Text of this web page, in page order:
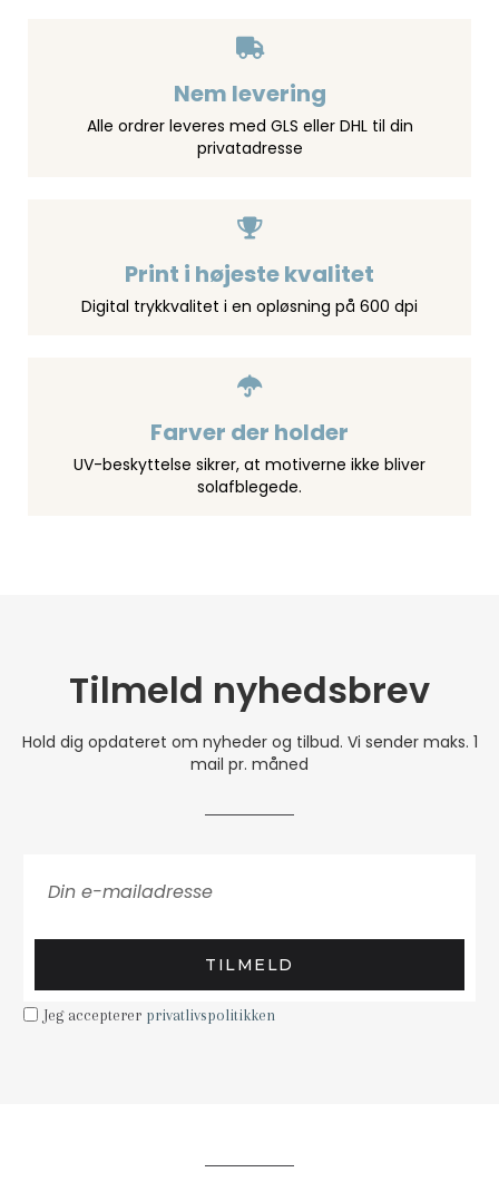
Nem levering
Alle ordrer leveres med GLS eller DHL til din
privatadresse
Print i højeste kvalitet
Digital trykkvalitet i en opløsning på 600 dpi
Farver der holder
UV-beskyttelse sikrer, at motiverne ikke bliver
solafblegede.
Tilmeld nyhedsbrev
Hold dig opdateret om nyheder og tilbud. Vi sender maks. 1
mail pr. måned
TILMELD
Jeg accepterer privatlivspolitikken